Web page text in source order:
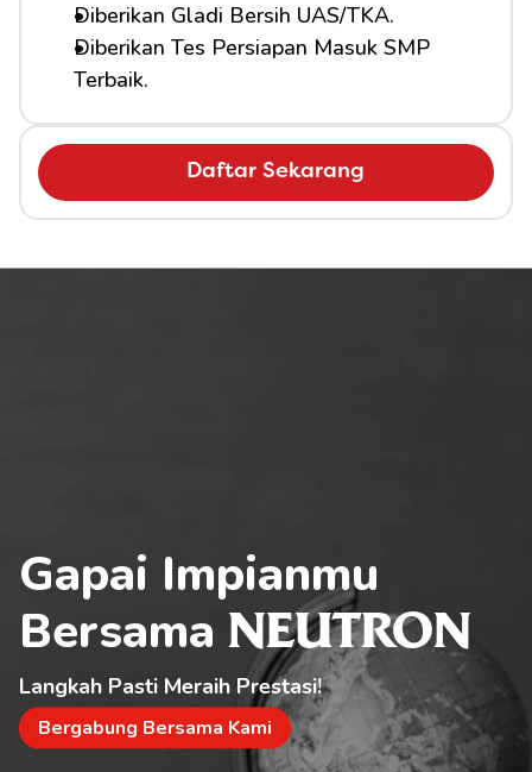
Daftar Sekarang
Diberikan Gladi Bersih UAS/TKA.
Diberikan Tes Persiapan Masuk SMP
Terbaik.
Gapai Impianmu
Bersama NEUTRON
Langkah Pasti Meraih Prestasi!
Bergabung Bersama Kami